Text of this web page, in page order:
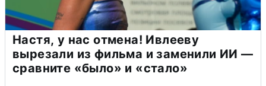
Настя, у нас отмена! Ивлееву
вырезали из фильма и заменили ИИ —
сравните «было» и «стало»